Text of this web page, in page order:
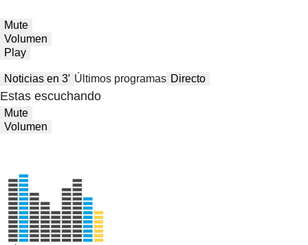
Mute
Volumen
Play
Noticias en 3′ Últimos programas Directo
Estas escuchando
Mute
Volumen